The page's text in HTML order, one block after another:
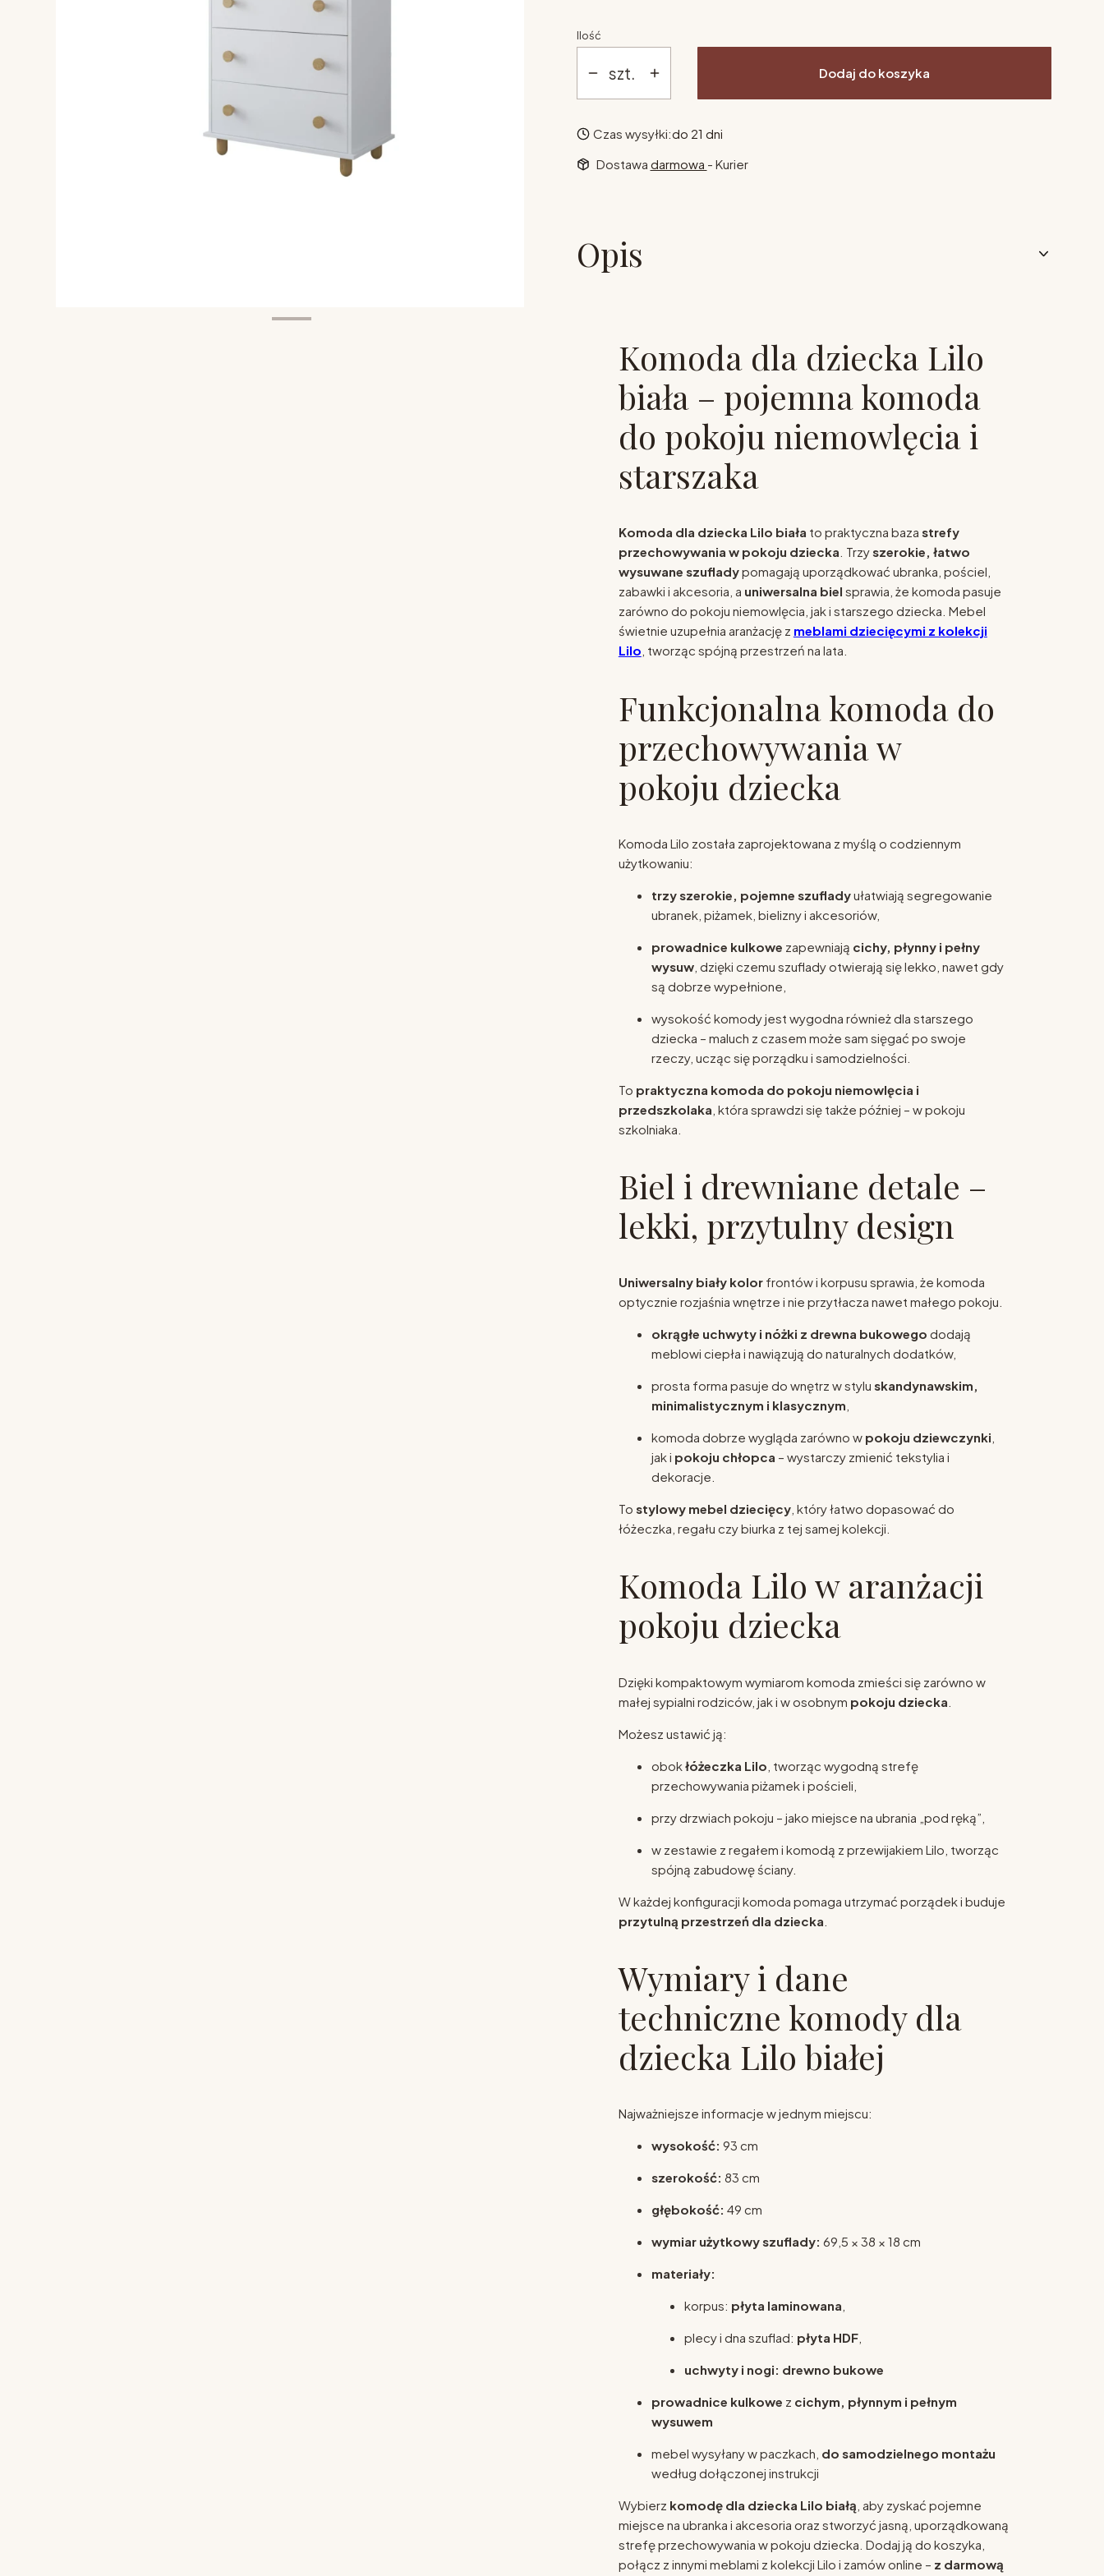
Ilość
szt. Dodaj do koszyka
Czas wysyłki:do 21 dni
Dostawa darmowa - Kurier
Opis
Komoda dla dziecka Lilo
biała – pojemna komoda
do pokoju niemowlęcia i
starszaka
Komoda dla dziecka Lilo biała to praktyczna baza strefy
przechowywania w pokoju dziecka . Trzyszerokie, łatwo
wysuwane szufladypomagają uporządkować ubranka, pościel,
zabawki i akcesoria, a uniwersalna biel sprawia, że komoda pasuje
zarówno do pokoju niemowlęcia, jak i starszego dziecka. Mebel
świetnie uzupełnia aranżację z meblami dziecięcymi z kolekcji
Lilo , tworząc spójną przestrzeń na lata.
Funkcjonalna komoda do
przechowywania w
pokoju dziecka
Komoda Lilo została zaprojektowana z myślą o codziennym
użytkowaniu:
trzy szerokie, pojemne szufladyułatwiają segregowanie
ubranek, piżamek, bielizny i akcesoriów,
prowadnice kulkowe zapewniają cichy, płynny i pełny
wysuw, dzięki czemu szuflady otwierają się lekko, nawet gdy
są dobrze wypełnione,
wysokość komody jest wygodna również dla starszego
dziecka – maluch z czasem może sam sięgać po swoje
rzeczy, ucząc się porządku i samodzielności.
To praktyczna komoda do pokoju niemowlęcia i
przedszkolaka , która sprawdzi się także później – w pokoju
szkolniaka.
Biel i drewniane detale –
lekki, przytulny design
Uniwersalny biały kolorfrontów i korpusu sprawia, że komoda
optycznie rozjaśnia wnętrze i nie przytłacza nawet małego pokoju.
okrągłe uchwyty i nóżki z drewna bukowego dodają
meblowi ciepła i nawiązują do naturalnych dodatków,
prosta forma pasuje do wnętrz w stylu skandynawskim,
minimalistycznym i klasycznym
komoda dobrze wygląda zarówno w pokoju dziewczynki
jak i pokoju chłopca – wystarczy zmienić tekstylia i
dekoracje.
To stylowy mebel dziecięcy, który łatwo dopasować do
łóżeczka, regału czy biurka z tej samej kolekcji.
Komoda Lilo w aranżacji
pokoju dziecka
Dzięki kompaktowym wymiarom komoda zmieści się zarówno w
małej sypialni rodziców, jak i w osobnym pokoju dziecka
Możesz ustawić ją:
obokłóżeczka Lilo , tworząc wygodną strefę
przechowywania piżamek i pościeli,
przy drzwiach pokoju – jako miejsce na ubrania „pod ręką”,
w zestawie z regałem i komodą z przewijakiem Lilo, tworząc
spójną zabudowę ściany.
W każdej konfiguracji komoda pomaga utrzymać porządek i buduje
przytulną przestrzeń dla dziecka
Wymiary i dane
techniczne komody dla
dziecka Lilo białej
Najważniejsze informacje w jednym miejscu:
wysokość: 93 cm
szerokość: 83 cm
głębokość: 49 cm
wymiar użytkowy szuflady: 69,5 × 38 × 18 cm
materiały:
korpus: płyta laminowana
plecy i dna szuflad: płyta HDF,
uchwyty i nogi: drewno bukowe
prowadnice kulkowe z cichym, płynnym i pełnym
wysuwem
mebel wysyłany w paczkach, do samodzielnego montażu
według dołączonej instrukcji
Wybierz komodę dla dziecka Lilo białą , aby zyskać pojemne
miejsce na ubranka i akcesoria oraz stworzyć jasną, uporządkowaną
strefę przechowywania w pokoju dziecka. Dodaj ją do koszyka,
połącz z innymi meblami z kolekcji Lilo i zamów online – z darmową